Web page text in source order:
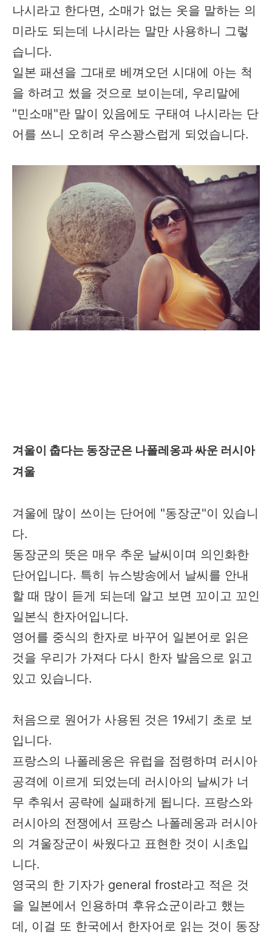
나시라고 한다면, 소매가 없는 옷을 말하는 의
미라도 되는데 나시라는 말만 사용하니 그렇
습니다.
일본 패션을 그대로 베껴오던 시대에 아는 척
을 하려고 썼을 것으로 보이는데, 우리말에
"민소매"란 말이 있음에도 구태여 나시라는 단
어를 쓰니 오히려 우스꽝스럽게 되었습니다.
겨울이 춥다는 동장군은 나폴레옹과 싸운 러시아
겨울
겨울에 많이 쓰이는 단어에 "동장군"이 있습니
다.
동장군의 뜻은 매우 추운 날씨이며 의인화한
단어입니다. 특히 뉴스방송에서 날씨를 안내
할 때 많이 듣게 되는데 알고 보면 꼬이고 꼬인
일본식 한자어입니다.
영어를 중식의 한자로 바꾸어 일본어로 읽은
것을 우리가 가져다 다시 한자 발음으로 읽고
있고 있습니다.
처음으로 원어가 사용된 것은 19세기 초로 보
입니다.
프랑스의 나폴레옹은 유럽을 점령하며 러시아
공격에 이르게 되었는데 러시아의 날씨가 너
무 추워서 공략에 실패하게 됩니다. 프랑스와
러시아의 전쟁에서 프랑스 나폴레옹과 러시아
의 겨울장군이 싸웠다고 표현한 것이 시초입
니다.
영국의 한 기자가 general frost라고 적은 것
을 일본에서 인용하며 후유쇼군이라고 했는
데, 이걸 또 한국에서 한자어로 읽는 것이 동장